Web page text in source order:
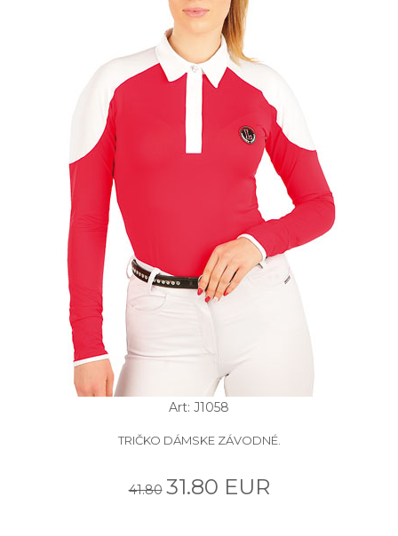
Art: J1058
TRIČKO DÁMSKE ZÁVODNÉ.
41.80 31.80 EUR